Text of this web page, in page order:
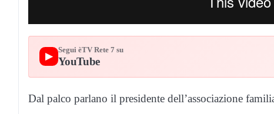
▶
Segui èTV Rete 7 su
YouTube
Dal palco parlano il presidente dell’associazione